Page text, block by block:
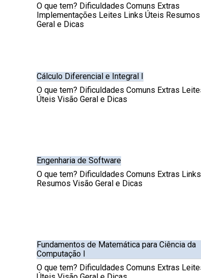
O que tem? Dificuldades Comuns Extras
Implementações Leites Links Úteis
Geral e Dicas
Cálculo Diferencial e Integral I
O que tem? Dificuldades Comuns Extras
Úteis Visão Geral e Dicas
Engenharia de Software
O que tem? Dificuldades Comuns Extras
Resumos Visão Geral e Dicas
Fundamentos de Matemática para Ciência da
Computação I
O que tem? Dificuldades Comuns Extras